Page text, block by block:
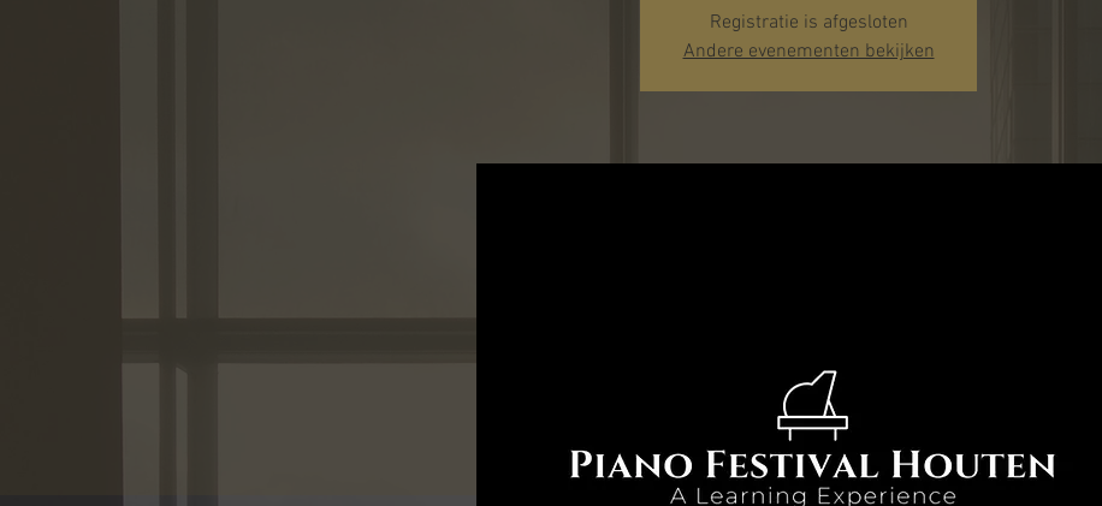
Registratie is afgesloten
Andere evenementen bekijken